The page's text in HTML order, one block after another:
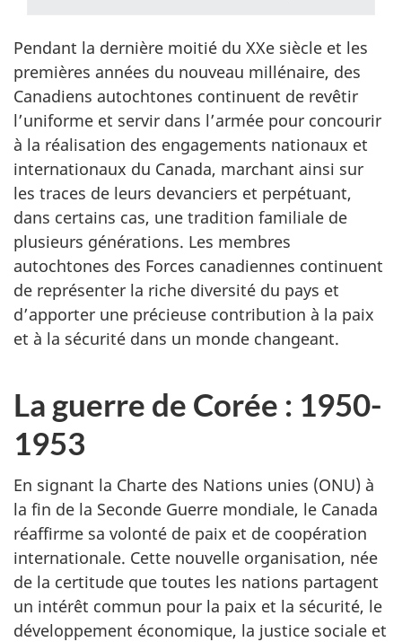
Pendant la dernière moitié du XXe siècle et les
premières années du nouveau millénaire, des
Canadiens autochtones continuent de revêtir
l’uniforme et servir dans l’armée pour concourir
à la réalisation des engagements nationaux et
internationaux du Canada, marchant ainsi sur
les traces de leurs devanciers et perpétuant,
dans certains cas, une tradition familiale de
plusieurs générations. Les membres
autochtones des Forces canadiennes continuent
de représenter la riche diversité du pays et
d’apporter une précieuse contribution à la paix
et à la sécurité dans un monde changeant.
La guerre de Corée : 1950-
1953
En signant la Charte des Nations unies (ONU) à
la fin de la Seconde Guerre mondiale, le Canada
réaffirme sa volonté de paix et de coopération
internationale. Cette nouvelle organisation, née
de la certitude que toutes les nations partagent
un intérêt commun pour la paix et la sécurité, le
développement économique, la justice sociale et